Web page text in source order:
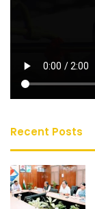
Recent Posts